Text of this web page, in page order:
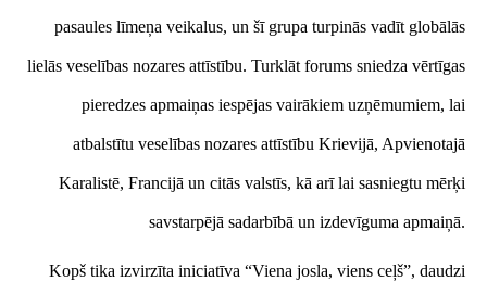
pasaules līmeņa veikalus, un šī grupa turpinās vadīt globālās
lielās veselības nozares attīstību. Turklāt forums sniedza vērtīgas
pieredzes apmaiņas iespējas vairākiem uzņēmumiem, lai
atbalstītu veselības nozares attīstību Krievijā, Apvienotajā
Karalistē, Francijā un citās valstīs, kā arī lai sasniegtu mērķi
savstarpējā sadarbībā un izdevīguma apmaiņā.
Kopš tika izvirzīta iniciatīva “Viena josla, viens ceļš”, daudzi